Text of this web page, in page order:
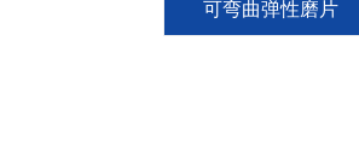
可弯曲弹性磨片